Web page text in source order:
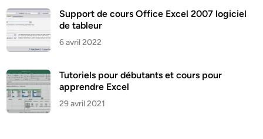
Support de cours Office Excel 2007 logiciel
de tableur
6 avril 2022
Tutoriels pour débutants et cours pour
apprendre Excel
29 avril 2021